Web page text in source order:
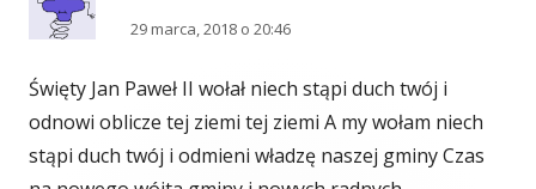
29 marca, 2018 o 20:46
Święty Jan Paweł II wołał niech stąpi duch twój i
odnowi oblicze tej ziemi tej ziemi A my wołam niech
stąpi duch twój i odmieni władzę naszej gminy Czas